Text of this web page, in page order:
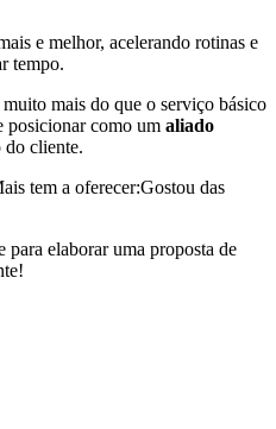
e melhor, acelerando rotinas e
tempo.
mais do que o serviço básico
posicionar como um aliado
do cliente.
tem a oferecer:Gostou das
elaborar uma proposta de